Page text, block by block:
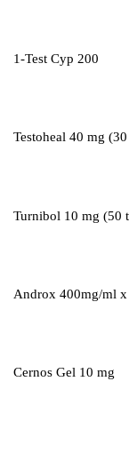
1-Test Cyp 200
Testoheal 40 mg
Turnibol 10 mg (50
Androx 400mg/ml x
Cernos Gel 10 mg